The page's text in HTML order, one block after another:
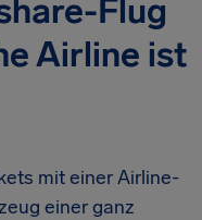
Flug
Airline ist
mit einer Airline-
einer ganz